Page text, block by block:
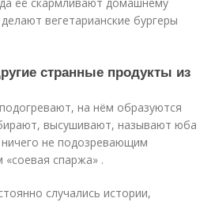
вегетарианские бургеры
странные продукты из
на нём образуются
высушивают, называют юба
не подозревающим
спаржа» .
случались истории,